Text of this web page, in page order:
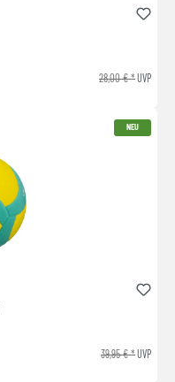
28,00 € *UVP
NEU
39,95 € *UVP